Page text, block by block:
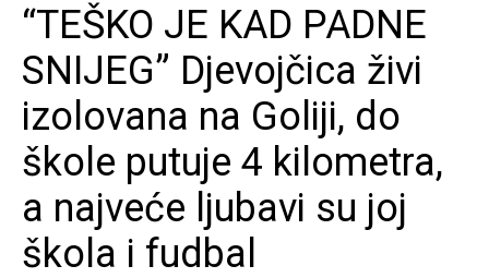
“TEŠKO JE KAD PADNE
SNIJEG” Djevojčica živi
izolovana na Goliji, do
škole putuje 4 kilometra,
a najveće ljubavi su joj
škola i fudbal